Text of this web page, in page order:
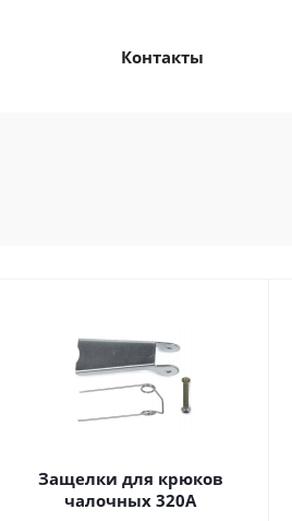
Контакты
Защелки для крюков
чалочных 320А